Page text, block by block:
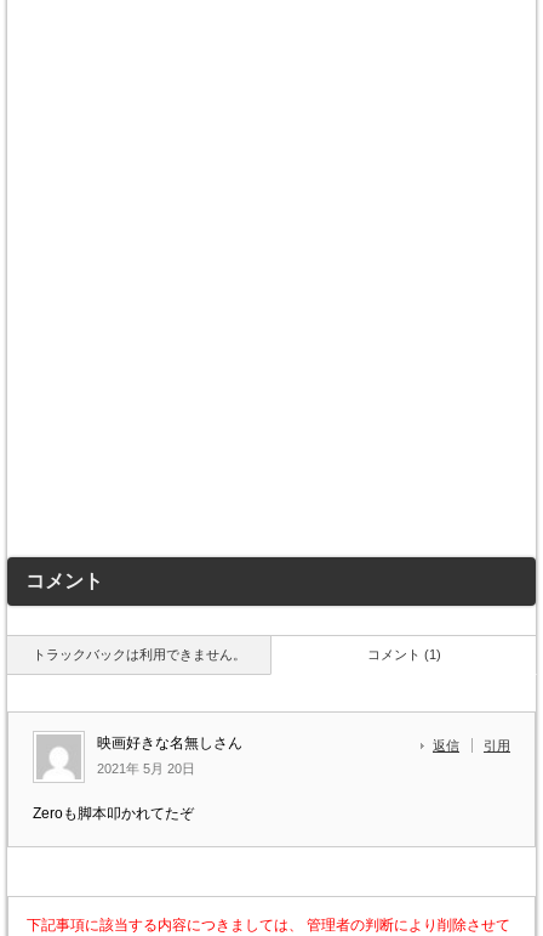
コメント
トラックバックは利用できません。 コメント (1)
映画好きな名無しさん
2021年 5月 20日
返信 引用
Zeroも脚本叩かれてたぞ
下記事項に該当する内容につきましては、 管理者の判断により削除させて